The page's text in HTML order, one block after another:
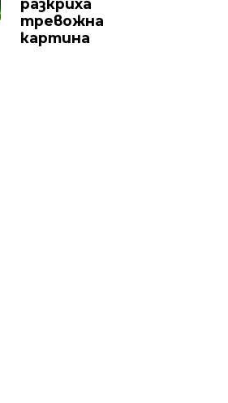
разкриха
тревожна
картина